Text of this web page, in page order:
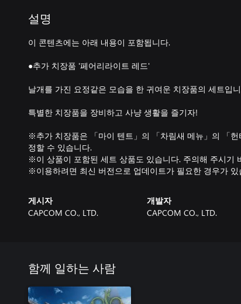
설명
이 콘텐츠에는 아래 내용이 포함됩니다.
●추가 치장품 '페어리라이트 레드'
날개를 가진 요정같은 모습을 한 귀여운 치장품의 세트입
특별한 치장품을 장비하고 사냥 생활을 즐기자!
※추가 치장품은 「마이 텐트」의 「차림새 메뉴」의 「
정할 수 있습니다.
※이 상품이 포함된 세트 상품도 있습니다. 주의해 주시기
※이용하려면 최신 버전으로 업데이트가 필요한 경우가 있
게시자
CAPCOM CO., LTD.
개발자
CAPCOM CO., LTD.
함께 일하는 사람